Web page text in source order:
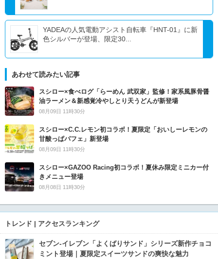
YADEAの人気電動アシスト自転車『HNT-01』に新
色シルバーが登場、限定30...
あわせて読みたい記事
スシロー×食べログ「らーめん 武双家」監修！家系風豚骨醤
油ラーメン＆新感覚冷やしとり天うどんが新登場
08月09日 11時30分
スシロー×C.C.レモン初コラボ！夏限定「おいしーレモンの
甘酸っぱパフェ」新登場
08月09日 11時30分
スシロー×GAZOO Racing初コラボ！夏休み限定ミニカー付
きメニュー登場
08月08日 11時30分
トレンド | アクセスランキング
セブン‐イレブン「よくばりサンド」シリーズ新作チョコ
ミント登場｜夏限定スイーツサンドの爽快な魅力